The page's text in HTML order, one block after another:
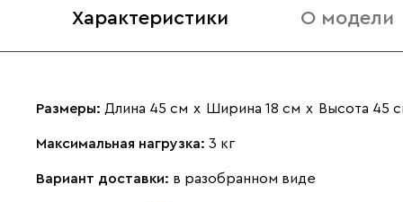
Характеристики О модели
Размеры: Длина 45 см х Ширина 18 см х Высота 45
Максимальная нагрузка: 3 кг
Вариант доставки: в разобранном виде